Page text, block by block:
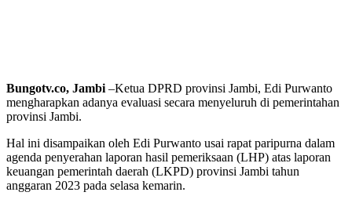
Bungotv.co, Jambi –Ketua DPRD provinsi Jambi, Edi Purwanto
mengharapkan adanya evaluasi secara menyeluruh di pemerintahan
provinsi Jambi.
Hal ini disampaikan oleh Edi Purwanto usai rapat paripurna dalam
agenda penyerahan laporan hasil pemeriksaan (LHP) atas laporan
keuangan pemerintah daerah (LKPD) provinsi Jambi tahun
anggaran 2023 pada selasa kemarin.